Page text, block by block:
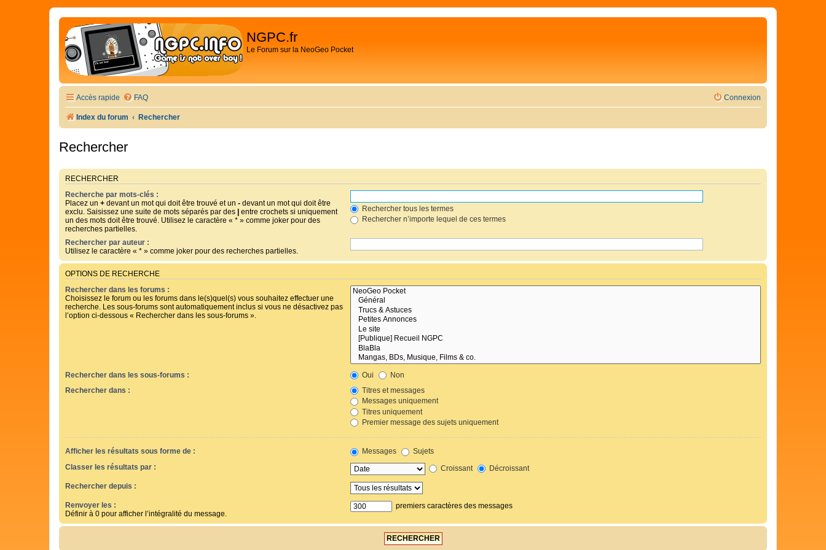
NGPC.fr
Le Forum sur la NeoGeo Pocket
Accès rapide FAQ Connexion
Index du forum Rechercher
Rechercher
RECHERCHER
Recherche par mots-clés :
Placez un + devant un mot qui doit être trouvé et un - devant un mot qui doit être
exclu. Saisissez une suite de mots séparés par des
entre crochets si uniquement
un des mots doit être trouvé. Utilisez le caractère « * » comme joker pour des
recherches partielles.
Rechercher tous les termes
Rechercher n’importe lequel de ces termes
Rechercher par auteur :
Utilisez le caractère « * » comme joker pour des recherches partielles.
OPTIONS DE RECHERCHE
Rechercher dans les forums :
Choisissez le forum ou les forums dans le(s)quel(s) vous souhaitez effectuer une
recherche. Les sous-forums sont automatiquement inclus si vous ne désactivez pas
l’option ci-dessous « Rechercher dans les sous-forums ».
Rechercher dans les sous-forums : Oui
Non
Rechercher dans :
Titres et messages
Messages uniquement
Titres uniquement
Premier message des sujets uniquement
Afficher les résultats sous forme de : Messages
Sujets
Classer les résultats par :
Croissant Décroissant
Rechercher depuis :
Renvoyer les :
Définir à 0 pour afficher l’intégralité du message.
premiers caractères des messages